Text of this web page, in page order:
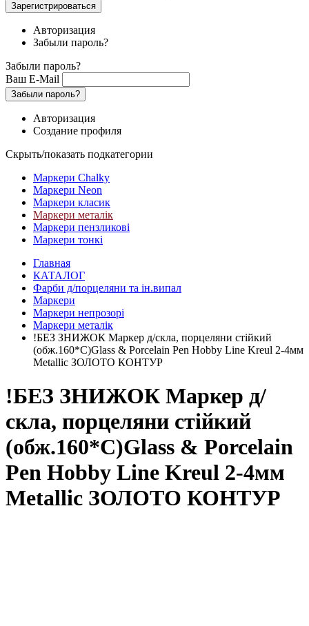
Зарегистрироваться
Авторизация
Забыли пароль?
Забыли пароль?
Ваш E-Mail
Забыли пароль?
Авторизация
Создание профиля
Скрыть/показать подкатегории
Маркери Chalky
Маркери Neon
Маркери класик
Маркери металік
Маркери пензликові
Маркери тонкі
Главная
КАТАЛОГ
Фарби д/порцеляни та ін.випал
Маркери
Маркери непрозорі
Маркери металік
!БЕЗ ЗНИЖОК Маркер д/скла, порцеляни стійкий
(обж.160*С)Glass & Porcelain Pen Hobby Line Kreul 2-4мм
Metallic ЗОЛОТО КОНТУР
!БЕЗ ЗНИЖОК Маркер д/
скла, порцеляни стійкий
(обж.160*С)Glass & Porcelain
Pen Hobby Line Kreul 2-4мм
Metallic ЗОЛОТО КОНТУР